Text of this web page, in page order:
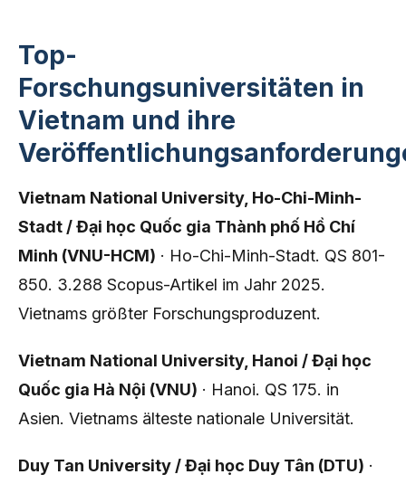
Top-
Forschungsuniversitäten in
Vietnam und ihre
Vietnam National University, Ho-Chi-Minh-
Stadt / Đại học Quốc gia Thành phố Hồ Chí
Minh (VNU-HCM) · Ho-Chi-Minh-Stadt. QS 801-
850. 3.288 Scopus-Artikel im Jahr 2025.
Vietnams größter Forschungsproduzent.
Vietnam National University, Hanoi / Đại học
Quốc gia Hà Nội (VNU) · Hanoi. QS 175. in
Asien. Vietnams älteste nationale Universität.
Duy Tan University / Đại học Duy Tân (DTU) ·